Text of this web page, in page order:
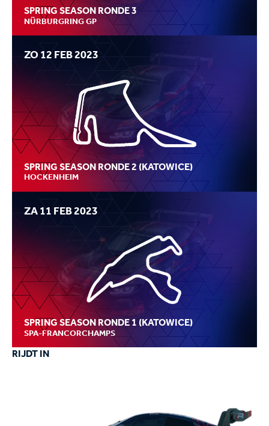
SPRING SEASON RONDE 3
NÜRBURGRING GP
ZO 12 FEB 2023
SPRING SEASON RONDE 2 (KATOWICE)
HOCKENHEIM
ZA 11 FEB 2023
SPRING SEASON RONDE 1 (KATOWICE)
SPA-FRANCORCHAMPS
RIJDT IN